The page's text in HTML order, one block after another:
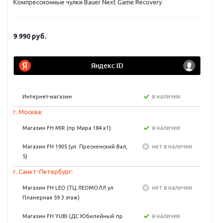
Компрессионные чулки Bauer Next Game Recovery
9 990 руб.
Интернет-магазин в наличии
г. Москва:
Магазин FH MIR (пр Мира 184 к1) в наличии
Магазин FH 1905 (ул. Пресненский Вал,
5)
Нет в наличии
г. Санкт-Петербург:
Магазин FH LEO (ТЦ ЛЕОМОЛЛ ул
Планерная 59 3 этаж)
Нет в наличии
Магазин FH YUBI (ДС Юбилейный пр
в наличии